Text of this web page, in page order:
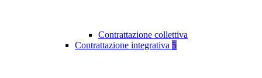
Contrattazione collettiva
Contrattazione integrativa 5